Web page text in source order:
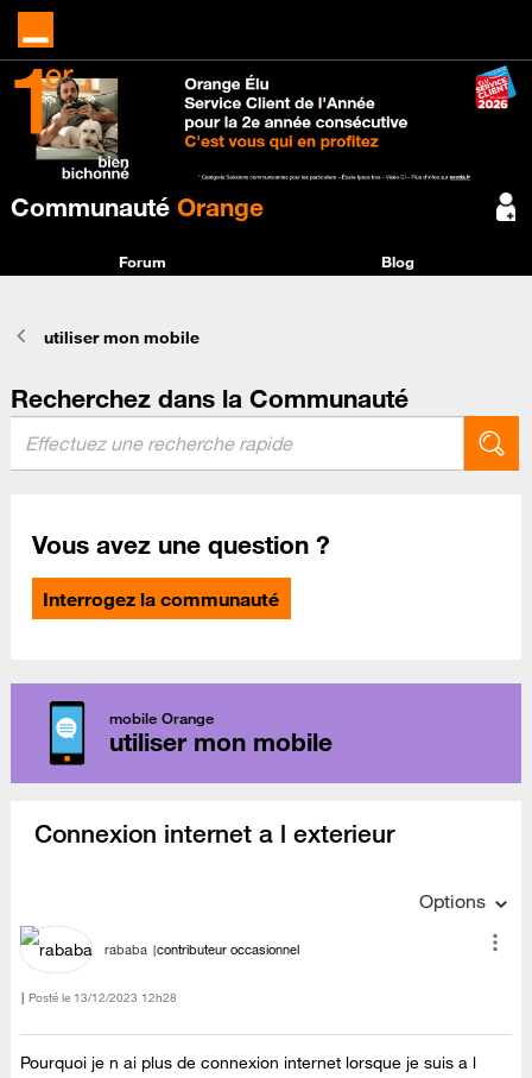
Communauté Orange
Forum Blog
utiliser mon mobile
Recherchez dans la Communauté
Vous avez une question ?
Interrogez la communauté
mobile Orange
utiliser mon mobile
Connexion internet a l exterieur
Options
rababa contributeur occasionnel
Posté le ‎13/12/2023 12h28
Pourquoi je n ai plus de connexion internet lorsque je suis a l